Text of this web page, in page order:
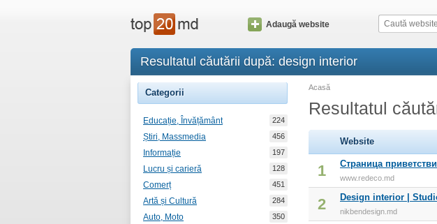
Adaugă website
Resultatul căutării după: design interior
Categorii
Educație, Învățământ 224
Știri, Massmedia 456
Informație 197
Lucru și carieră 128
Comerț 451
Artă și Cultură 284
Auto, Moto 350
Acasă
Resultatul
Website
1 Страница
www.redeco.md
2 Design interior |
nikbendesign.md